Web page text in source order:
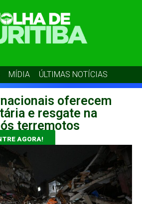
MÍDIA ÚLTIMAS NOTÍCIAS
oferecem
e resgate na
terremotos
AGORA!